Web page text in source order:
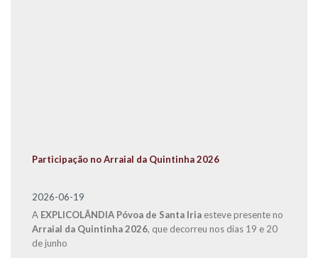
Participação no Arraial da Quintinha 2026
2026-06-19
A EXPLICOLÂNDIA Póvoa de Santa Iria esteve presente no
Arraial da Quintinha 2026, que decorreu nos dias 19 e 20
de junho